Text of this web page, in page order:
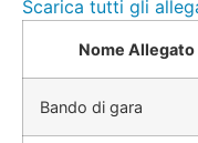
Scarica tutti gli
Nome Allegato
Bando di gara